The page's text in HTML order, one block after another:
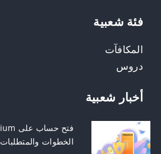
فئة شعبية
المكافآت
دروس
أخبار شعبية
الخطوات والمتطلبات